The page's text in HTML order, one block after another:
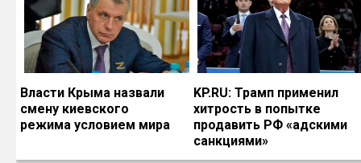
Власти Крыма назвали
смену киевского
режима условием мира
KP.RU: Трамп применил
хитрость в попытке
продавить РФ «адскими
санкциями»